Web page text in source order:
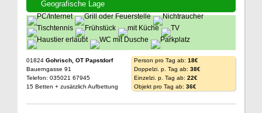
Geografische Lage
01824 Gohrisch, OT Papstdorf
Bauerngasse 91
Telefon: 035021 67945
15 Betten + zusätzlich Aufbettung
Person pro Tag ab: 18€
Doppelzi. p. Tag ab: 38€
Einzelzi. p. Tag ab: 22€
Objekt pro Tag ab: 36€